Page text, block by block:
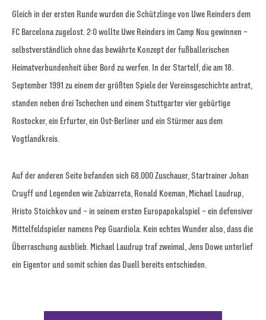
Gleich in der ersten Runde wurden die Schützlinge von Uwe Reinders dem
FC Barcelona zugelost. 2:0 wollte Uwe Reinders im Camp Nou gewinnen –
selbstverständlich ohne das bewährte Konzept der fußballerischen
Heimatverbundenheit über Bord zu werfen. In der Startelf, die am 18.
September 1991 zu einem der größten Spiele der Vereinsgeschichte antrat,
standen neben drei Tschechen und einem Stuttgarter vier gebürtige
Rostocker, ein Erfurter, ein Ost-Berliner und ein Stürmer aus dem
Vogtlandkreis.
Auf der anderen Seite befanden sich 68.000 Zuschauer, Startrainer Johan
Cruyff und Legenden wie Zubizarreta, Ronald Koeman, Michael Laudrup,
Hristo Stoichkov und – in seinem ersten Europapokalspiel – ein defensiver
Mittelfeldspieler namens Pep Guardiola. Kein echtes Wunder also, dass die
Überraschung ausblieb. Michael Laudrup traf zweimal, Jens Dowe unterlief
ein Eigentor und somit schien das Duell bereits entschieden.